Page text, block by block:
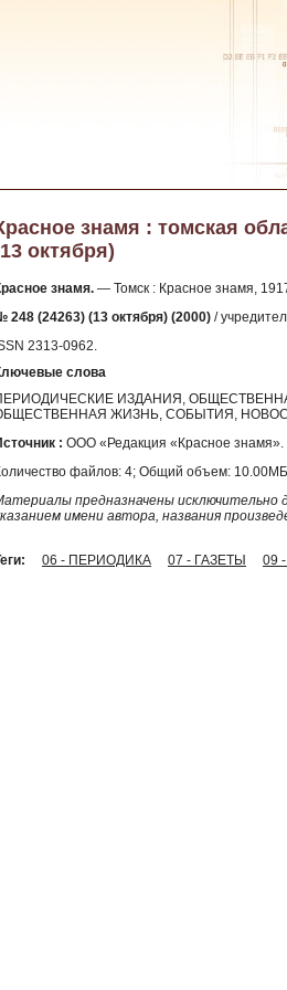
знамя : томская
октября)
знамя. — Томск : Красное знамя,
248 (24263) (13 октября) (2000) /
2313-0962.
слова
ИЗДАНИЯ,
ЖИЗНЬ, СОБЫТИЯ,
: ООО «Редакция «Красное знамя».
файлов: 4; Общий объем: 10.00МБ
предназначены исключительно
имени автора, названия
06 - ПЕРИОДИКА 07 - ГАЗЕТЫ 09